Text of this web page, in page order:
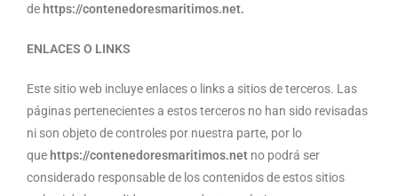
de https://contenedoresmaritimos.net.
ENLACES O LINKS
Este sitio web incluye enlaces o links a sitios de terceros. Las
páginas pertenecientes a estos terceros no han sido revisadas
ni son objeto de controles por nuestra parte, por lo
que https://contenedoresmaritimos.net no podrá ser
considerado responsable de los contenidos de estos sitios